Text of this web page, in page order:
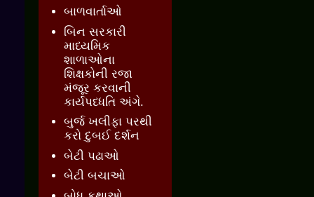
બાળવાર્તાઓ
બિન સરકારી
માધ્યમિક
શાળાઓના
શિક્ષકોની રજા
મંજૂર કરવાની
કાર્યપધ્ધતિ અંગે.
બુર્જ ખલીફા પરથી
કરો દુબઈ દર્શન
બેટી પઢાઓ
બેટી બચાઓ